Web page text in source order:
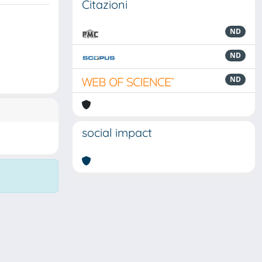
Citazioni
ND
ND
ND
social impact